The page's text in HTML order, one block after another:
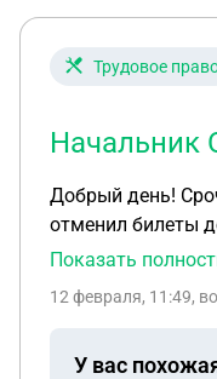
Трудовое
Начальник
Добрый день!
отменил билеты
уволен.что
Показать
12 февраля, 11:49,
У вас